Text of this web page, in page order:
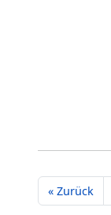
« Zurück